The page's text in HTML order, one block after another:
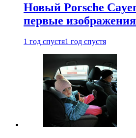
Новый Porsche
первые изображения
1 год спустя1 год спустя